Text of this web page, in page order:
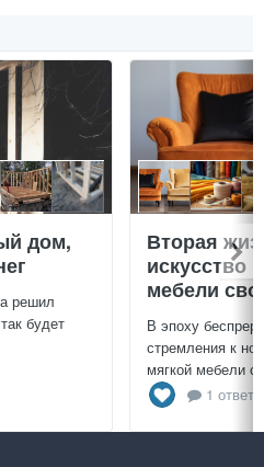
дом,
решил
будет
Вторая
искусство
мебели
В эпоху
стремления к
мягкой мебели
1 ответ